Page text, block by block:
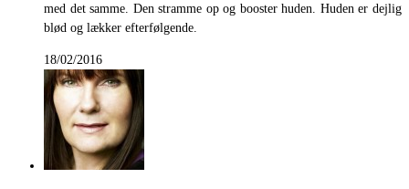
med det samme. Den stramme op og booster huden. Huden er dejlig
blød og lækker efterfølgende.
18/02/2016